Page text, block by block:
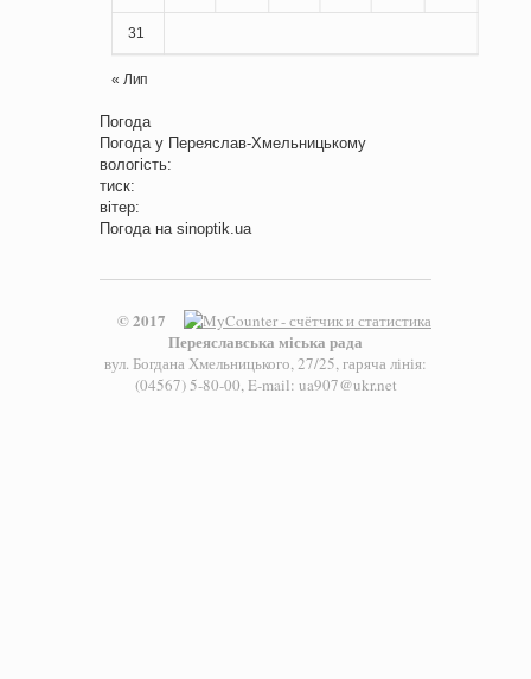
31
« Лип
Погода
Погода у Переяслав-Хмельницькому
вологість:
тиск:
вітер:
Погода на sinoptik.ua
© 2017
Переяславська міська рада
вул. Богдана Хмельницького, 27/25, гаряча лінія:
(04567) 5-80-00, E-mail: ua907@ukr.net